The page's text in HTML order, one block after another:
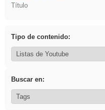
Título
Tipo de contenido:
Buscar en: